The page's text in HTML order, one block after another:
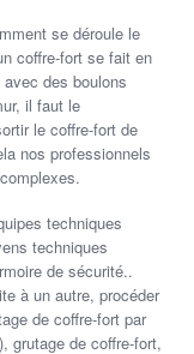
se déroule le
coffre-fort se fait en
des boulons
il faut le
le coffre-fort de
nos professionnels
techniques
techniques
de sécurité..
à un autre, procéder
de coffre-fort par
grutage de coffre-fort,